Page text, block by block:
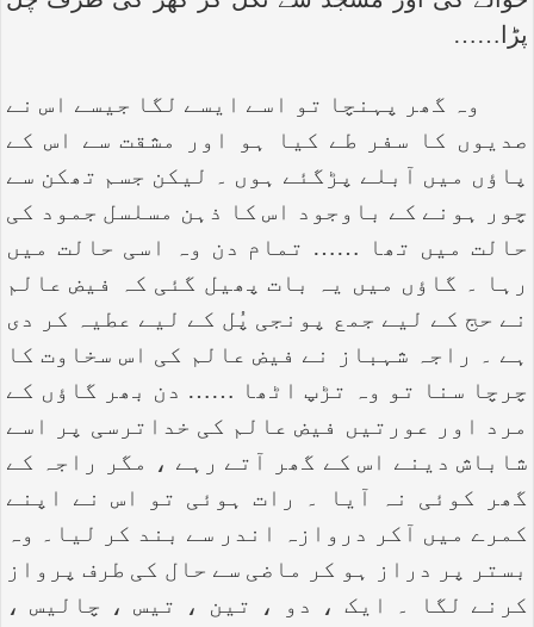
پڑا……
وہ گھر پہنچا تو اسے ایسے لگا جیسے اس نے
صدیوں کا سفر طے کیا ہو اور مشقت سے اس کے
پاؤں میں آبلے پڑگئے ہوں ۔ لیکن جسم تھکن سے
چور ہونے کے باوجود اس کا ذہن مسلسل جمود کی
حالت میں تھا …… تمام دن وہ اسی حالت میں
رہا ۔ گاؤں میں یہ بات پھیل گئی کہ فیض عالم
نے حج کے لیے جمع پونجی پُل کے لیے عطیہ کر دی
ہے ۔ راجہ شہباز نے فیض عالم کی اس سخاوت کا
چرچا سنا تو وہ تڑپ اٹھا …… دن بھر گاؤں کے
مرد اور عورتیں فیض عالم کی خداترسی پر اسے
شاباش دینے اس کے گھر آتے رہے ، مگر راجہ کے
گھر کوئی نہ آیا ۔ رات ہوئی تو اس نے اپنے
کمرے میں آکر دروازہ اندر سے بند کر لیا۔ وہ
بستر پر دراز ہو کر ماضی سے حال کی طرف پرواز
کرنے لگا ۔ ایک ، دو ، تین ، تیس ، چالیس ،